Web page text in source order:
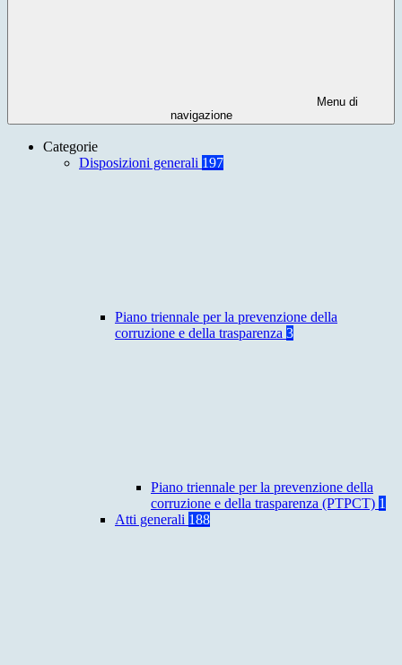
Menu di
navigazione
Categorie
Disposizioni generali 197
Piano triennale per la prevenzione della
corruzione e della trasparenza 3
Piano triennale per la prevenzione della
corruzione e della trasparenza (PTPCT) 1
Atti generali 188